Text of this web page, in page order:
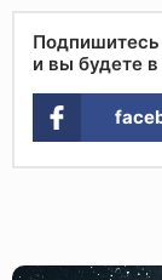
Подпишитесь
и вы будете